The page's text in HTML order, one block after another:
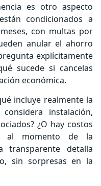
es otro aspecto
condicionados a
con multas por
anular el ahorro
explícitamente
sucede si cancelas
económica.
incluye realmente la
instalación,
¿O hay costos
al momento de la
transparente detalla
sin sorpresas en la